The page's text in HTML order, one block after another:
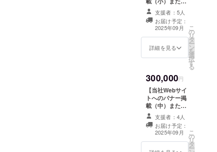
様との連絡方
法：詳細はメー
ルでご連絡いた
します。 ●お礼
のメールをお送
りします。 ●感
謝状（郵送）を
お送りします ●
ページへの登録
をさせていただ
きます。 ●定期
報告書（年2回発
行/PDF）をお送
りいたします。
・ 初回は2025
年12月、2回目
は2026年６月予
定です。
論文謝辞へお名
前を記載】 ●ご
希望により当社
Webサイトへの
バナー掲載
（小）または論
※ただし掲載でき
ない業種/職種/個
人名がありま
す。 ※備考欄へ
ご希望をご記入
ください ●お礼
のメールをお送
りします。 ●感
謝状（郵送）を
お送りします。
●定期報告非公開
支援者：5人
お届け予定：
2025年09月
詳細を見る
こ
の
リ
タ
ー
ン
を
選
択
す
る
300,000円
【当社Webサイ
トへのバナー掲
載（中）または
論文謝辞へお名
前を記載】 ●ご
希望により当社
Webサイトへの
バナー掲載
支援者：4人
お届け予定：
2025年09月
こ
の
リ
タ
ー